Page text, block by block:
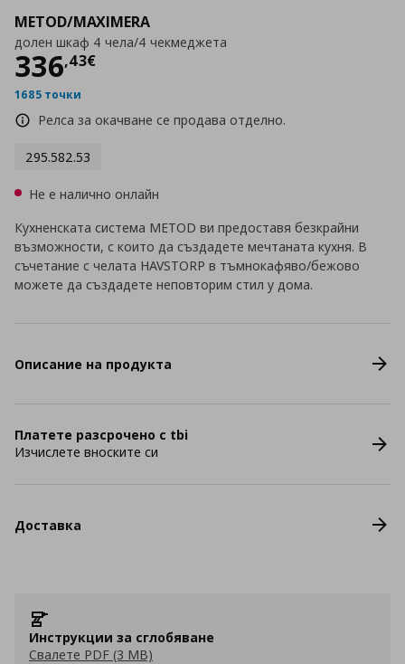
METOD/MAXIMERA
долен шкаф 4 чела/4 чекмеджета
336,43€
Цена
1685 точки
Релса за окачване се продава отделно.
295.582.53
Не е налично онлайн
Кухненската система METOD ви предоставя безкрайни
възможности, с които да създадете мечтаната кухня. В
съчетание с челата HAVSTORP в тъмнокафяво/бежово
можете да създадете неповторим стил у дома.
Описание на продукта
Платете разсрочено с tbi
Изчислете вноските си
Доставка
Инструкции за сглобяване
Свалете PDF (3 MB)